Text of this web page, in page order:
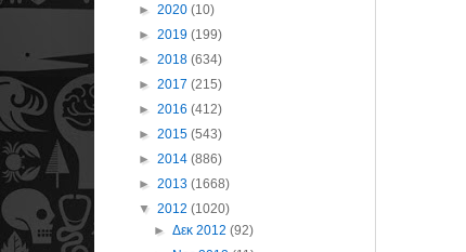
► 2020 (10)
► 2019 (199)
► 2018 (634)
► 2017 (215)
► 2016 (412)
► 2015 (543)
► 2014 (886)
► 2013 (1668)
▼ 2012 (1020)
►Δεκ 2012(92)